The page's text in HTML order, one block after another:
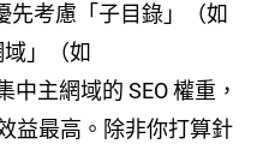
先考慮「子目錄」（如
」（如
主網域的 SEO 權重，
益最高。除非你打算針